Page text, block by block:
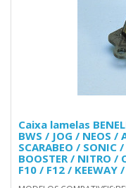
Caixa lamelas
BWS / JOG / NEOS /
SCARABEO / SONIC
BOOSTER / NITRO /
F10 / F12 / KEEWAY